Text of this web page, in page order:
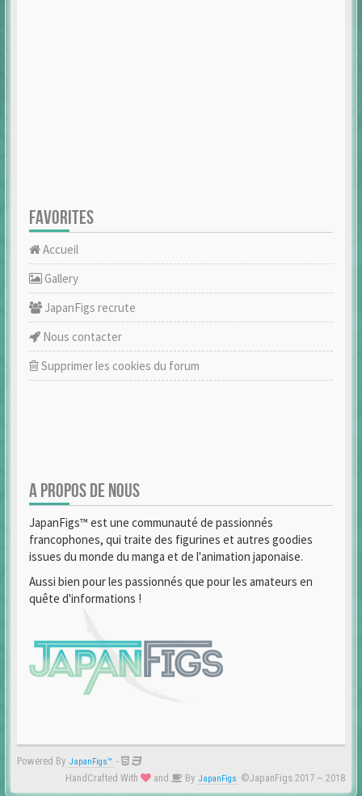
FAVORITES
Accueil
Gallery
JapanFigs recrute
Nous contacter
Supprimer les cookies du forum
A PROPOS DE NOUS
JapanFigs™ est une communauté de passionnés
francophones, qui traite des figurines et autres goodies
issues du monde du manga et de l'animation japonaise.
Aussi bien pour les passionnés que pour les amateurs en
quête d'informations !
Powered By JapanFigs™ -
HandCrafted With
and By JapanFigs ©JapanFigs 2017 ~ 2018